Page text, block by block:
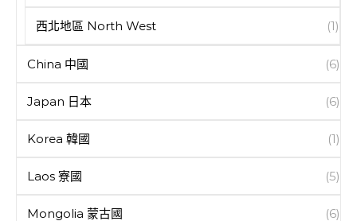
西北地區 North West (1)
China 中國 (6)
Japan 日本 (6)
Korea 韓國 (1)
Laos 寮國 (5)
Mongolia 蒙古國 (6)